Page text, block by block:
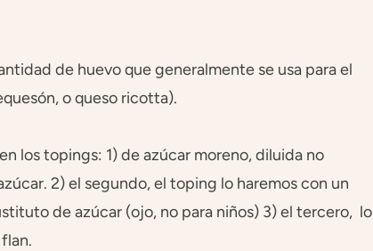
de huevo que generalmente se usa para el
o queso ricotta).
los topings: 1) de azúcar moreno, diluida no
2) el segundo, el toping lo haremos con un
de azúcar (ojo, no para niños) 3) el tercero, lo